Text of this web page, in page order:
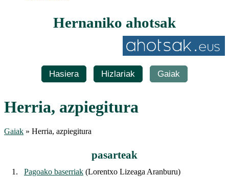
Hernaniko ahotsak
Hasiera Hizlariak Gaiak
Herria, azpiegitura
Gaiak » Herria, azpiegitura
pasarteak
1. Pagoako baserriak (Lorentxo Lizeaga Aranburu)